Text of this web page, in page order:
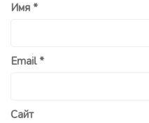
Имя *
Email*
Сайт